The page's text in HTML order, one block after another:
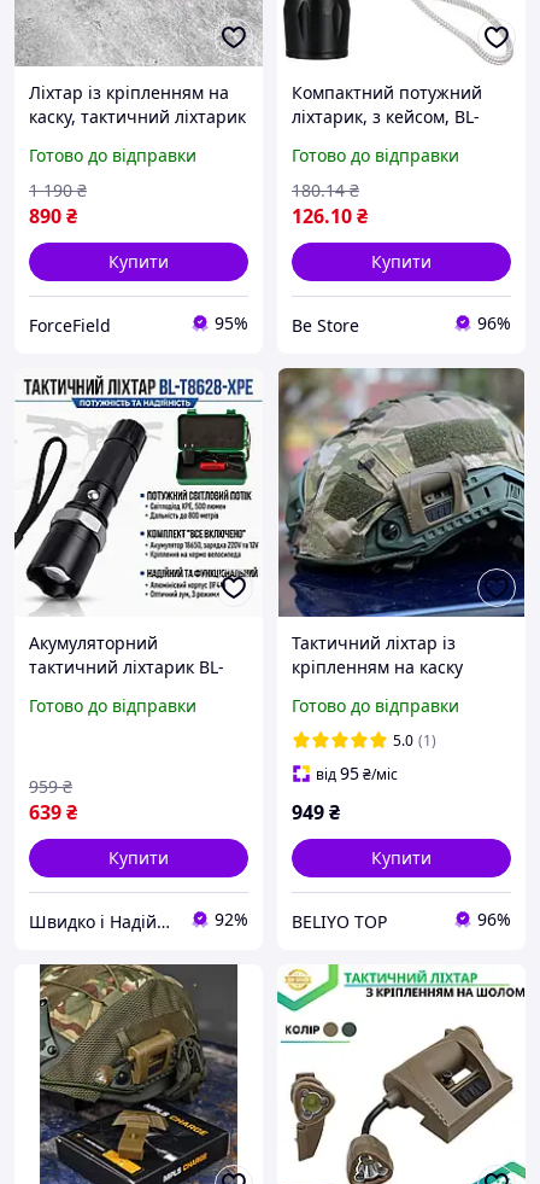
Ліхтар із кріпленням на
каску, тактичний ліхтарик
діапазон) sup
Готово до відправки
890₴
1 190 ₴
Купити
ForceField 95%
Компактний потужний
ліхтарик, з кейсом, BL-
ліхтарик з Zoom, 3
режими
Готово до відправки
126.10₴
180.14 ₴
Купити
Be Store 96%
Акумуляторний
тактичний ліхтарик BL-
світлодіодний ліхтар 500
Готово до відправки
639₴
959 ₴
Купити
Швидко і Надійно 92%
Тактичний ліхтар із
кріпленням на каску
армійський ліхтарик
Princeton Tec Charge
MPLS
Готово до відправки
5.0 (1)
від95₴/міс
949₴
Купити
BELIYO TOP 96%